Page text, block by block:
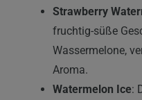
Strawberry
fruchtig-süße
Wassermelone,
Aroma.
Watermelon Ice: